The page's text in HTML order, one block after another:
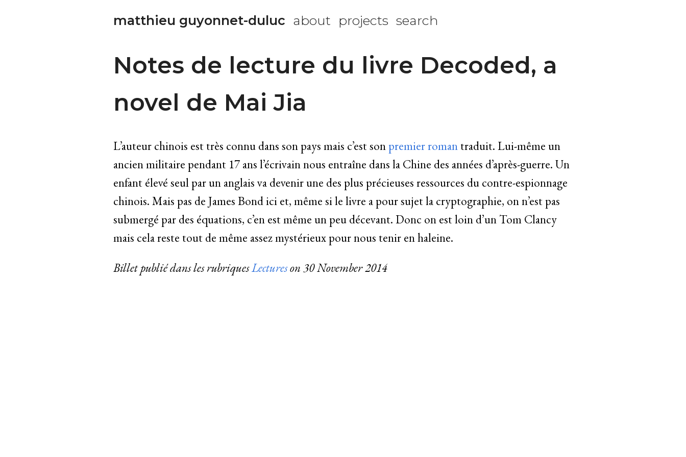
matthieu guyonnet-duluc about projects search
Notes de lecture du livre Decoded, a
novel de Mai Jia
L’auteur chinois est très connu dans son pays mais c’est son premier roman traduit. Lui-même un
ancien militaire pendant 17 ans l’écrivain nous entraîne dans la Chine des années d’après-guerre. Un
enfant élevé seul par un anglais va devenir une des plus précieuses ressources du contre-espionnage
chinois. Mais pas de James Bond ici et, même si le livre a pour sujet la cryptographie, on n’est pas
submergé par des équations, c’en est même un peu décevant. Donc on est loin d’un Tom Clancy
mais cela reste tout de même assez mystérieux pour nous tenir en haleine.
Billet publié dans les rubriquesLectureson 30 November 2014